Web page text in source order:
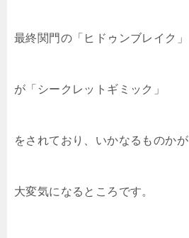
最終関門の「ヒドゥンブレイク」
が「シークレットギミック」
をされており、いかなるものかが
大変気になるところです。